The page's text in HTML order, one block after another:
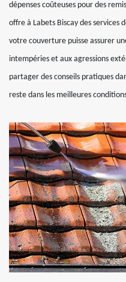
dépenses coûteuses pour des
offre à Labets Biscay des
votre couverture puisse assurer
intempéries et aux agressions
partager des conseils pratiques
reste dans les meilleures